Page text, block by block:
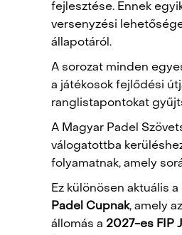
fejlesztése. Ennek
versenyzési
állapotáról.
A sorozat minden
a játékosok fejlődési
ranglistapontokat
A Magyar Padel
válogatottba
folyamatnak, amely
Ez különösen aktuális
Padel Cupnak, amely
állomás a 2027-es FIP